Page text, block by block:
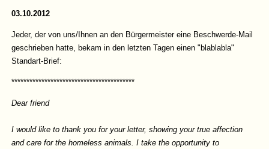
03.10.2012
Jeder, der von uns/Ihnen an den Bürgermeister eine Beschwerde-Mail
geschrieben hatte, bekam in den letzten Tagen einen "blablabla"
Standart-Brief:
*****************************************
Dear friend
I would like to thank you for your letter, showing your true affection
and care for the homeless animals. I take the opportunity to